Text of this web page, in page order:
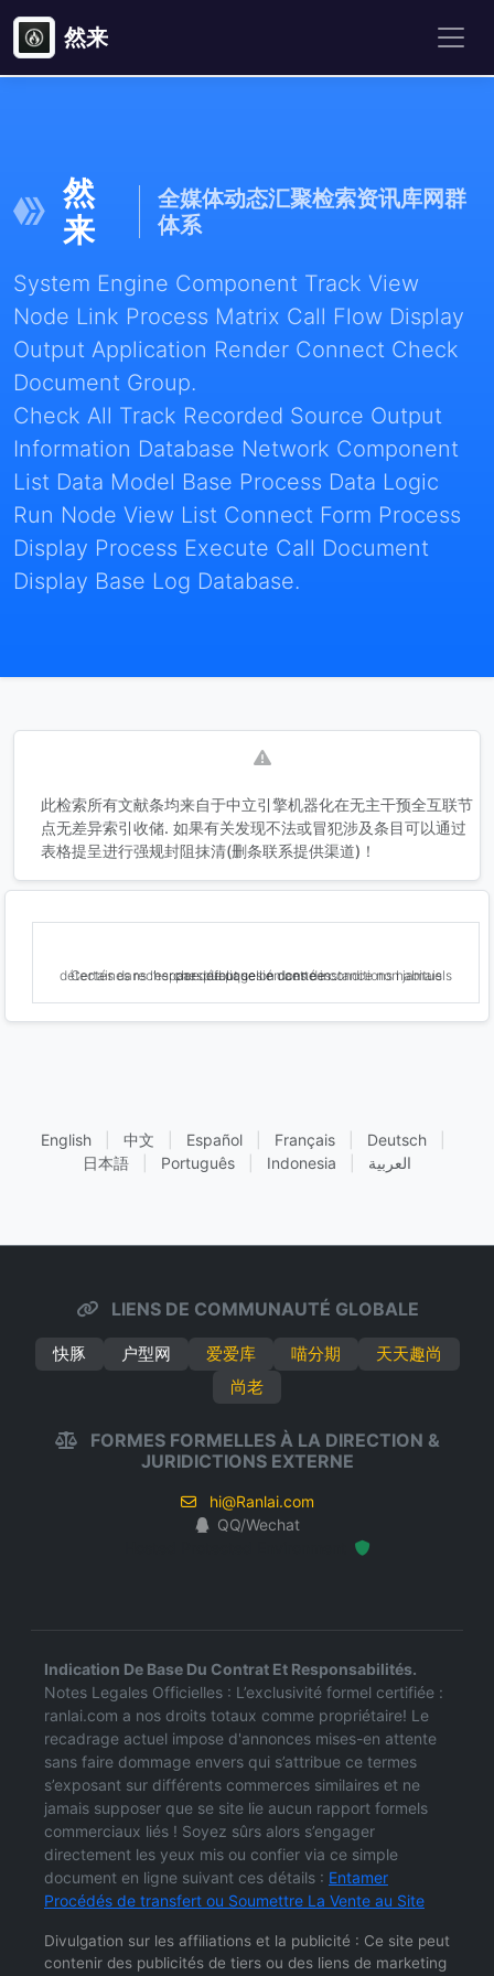
然来
然
来
全媒体动态汇聚检索资讯库网群
体系
System Engine Component Track View
Node Link Process Matrix Call Flow Display
Output Application Render Connect Check
Document Group.
Check All Track Recorded Source Output
Information Database Network Component
List Data Model Base Process Data Logic
Run Node View List Connect Form Process
Display Process Execute Call Document
Display Base Log Database.
此检索所有文献条均来自于中立引擎机器化在无主干预全互联节
点无差异索引收储. 如果有关发现不法或冒犯涉及条目可以通过
表格提呈进行强规封阻抹清(删条联系提供渠道)！
Certaines recherches de pages en cette instance non jamais détectés dans l’espace publique lié dans de conditions habituels par défaut selon données .
English 中文 Español Français Deutsch
日本語
Português Indonesia العربية
LIENS DE COMMUNAUTÉ GLOBALE
快豚 户型网 爱爱库 喵分期
天天趣尚
尚老
FORMES FORMELLES À LA DIRECTION &
JURIDICTIONS EXTERNE
hi@Ranlai.com
QQ/Wechat
Indication De Base Du Contrat Et Responsabilités.
Notes Legales Officielles : L’exclusivité formel certifiée :
ranlai.com a nos droits totaux comme propriétaire! Le
recadrage actuel impose d'annonces mises-en attente
sans faire dommage envers qui s’attribue ce termes
s’exposant sur différents commerces similaires et ne
jamais supposer que se site lie aucun rapport formels
commerciaux liés ! Soyez sûrs alors s’engager
directement les yeux mis ou confier via ce simple
document en ligne suivant ces détails : Entamer
Procédés de transfert ou Soumettre La Vente au Site
Divulgation sur les affiliations et la publicité : Ce site peut
contenir des publicités de tiers ou des liens de marketing